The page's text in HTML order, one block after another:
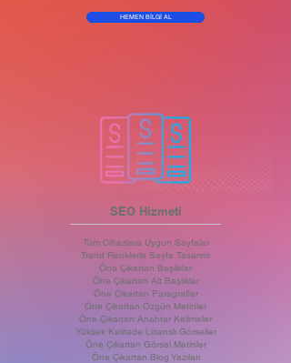
HEMEN BİLGİ AL
SEO Hizmeti
Tüm Cihazlara Uygun Sayfalar
Trend Renklerle Sayfa Tasarımı
Öne Çıkartan Başlıklar
Öne Çıkartan Alt Başlıklar
Öne Çıkartan Paragraflar
Öne Çıkartan Özgün Metinler
Öne Çıkartan Anahtar Kelimeler
Yüksek Kalitede Lisanslı Görseller
Öne Çıkartan Görsel Metinler
Öne Çıkartan Blog Yazıları